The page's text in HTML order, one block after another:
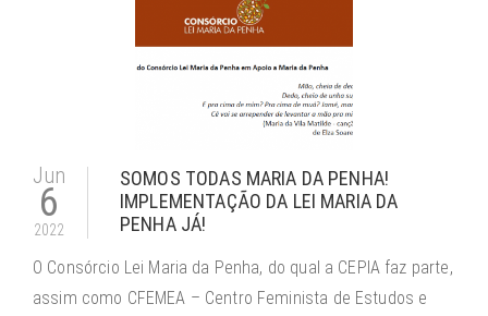
Jun
6
2022
SOMOS TODAS MARIA DA PENHA!
IMPLEMENTAÇÃO DA LEI MARIA DA
PENHA JÁ!
O Consórcio Lei Maria da Penha, do qual a CEPIA faz parte,
assim como CFEMEA – Centro Feminista de Estudos e